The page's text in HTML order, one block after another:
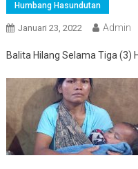
Humbang Hasundutan
Januari 23, 2022 Admin
Balita Hilang Selama Tiga (3)